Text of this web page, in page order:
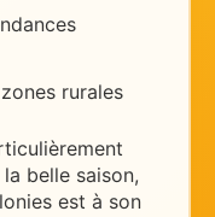
rurales
belle saison,
est à son